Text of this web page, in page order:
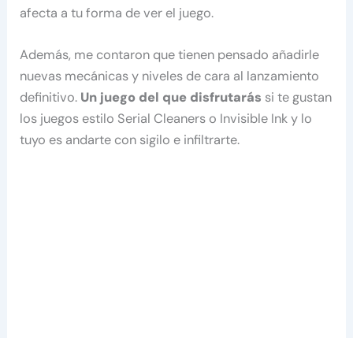
afecta a tu forma de ver el juego.
Además, me contaron que tienen pensado añadirle
nuevas mecánicas y niveles de cara al lanzamiento
definitivo. Un juego del que disfrutarás si te gustan
los juegos estilo Serial Cleaners o Invisible Ink y lo
tuyo es andarte con sigilo e infiltrarte.